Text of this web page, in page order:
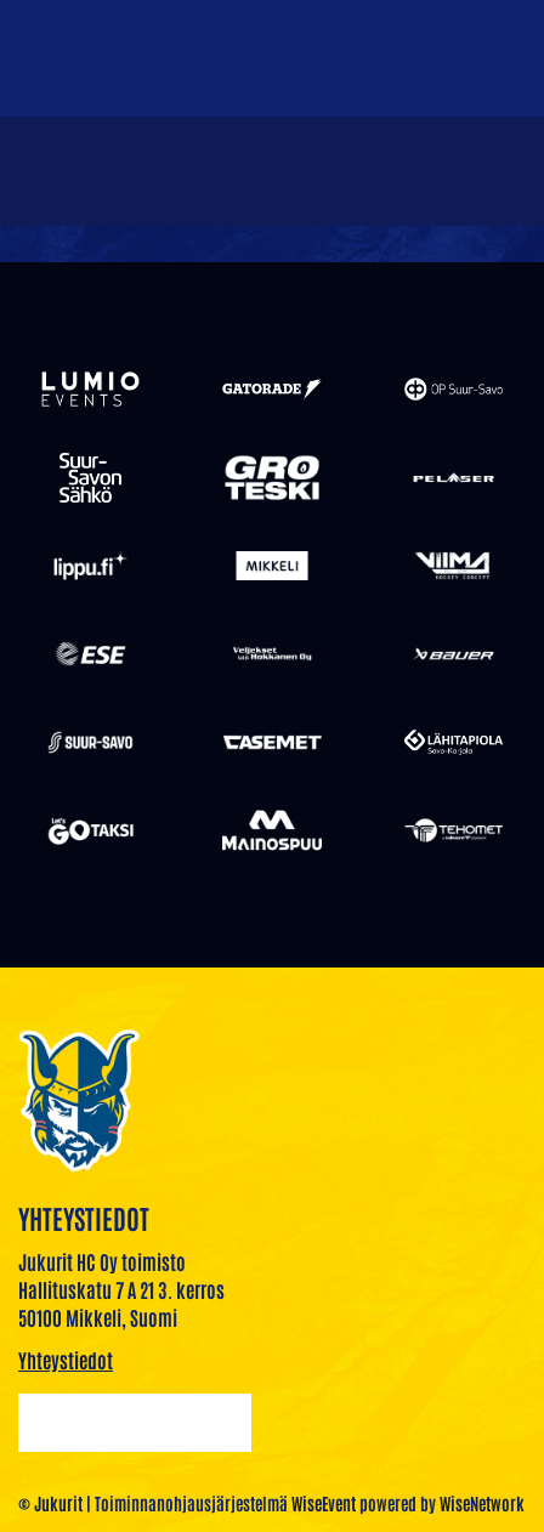
YHTEYSTIEDOT
Jukurit HC Oy toimisto
Hallituskatu 7 A 21 3. kerros
50100 Mikkeli, Suomi
Yhteystiedot
© Jukurit | Toiminnanohjausjärjestelmä WiseEventpowered byWiseNetwork